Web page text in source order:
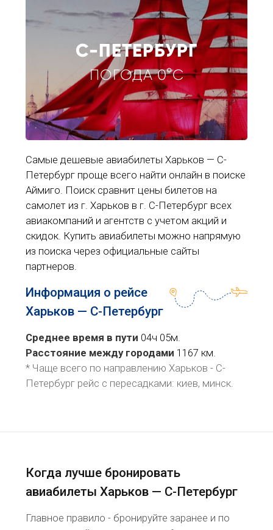
С-ПЕТЕРБУРГ
ПОГОДА 0°C
Самые дешевые авиабилеты Харьков — С-
Петербург проще всего найти онлайн в поиске
Аймиго. Поиск сравнит цены билетов на
самолет из г. Харьков в г. С-Петербург всех
авиакомпаний и агентств с учетом акций и
скидок. Купить авиабилеты можно напрямую
из поиска через официальные сайты
партнеров.
Информация о рейсе
Харьков — С-Петербург
Среднее время в пути 04ч 05м.
Расстояние между городами 1167 км.
* Чаще всего по направлению Харьков - С-
Петербург рейс с пересадками: киев, минск.
Когда лучше бронировать
авиабилеты Харьков — С-Петербург
Главное правило - бронируйте заранее и по